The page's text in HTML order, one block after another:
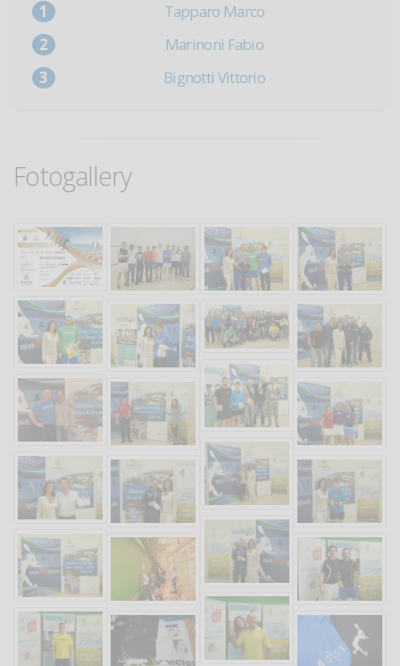
Tapparo Marco
Marinoni Fabio
Bignotti Vittorio
Fotogallery